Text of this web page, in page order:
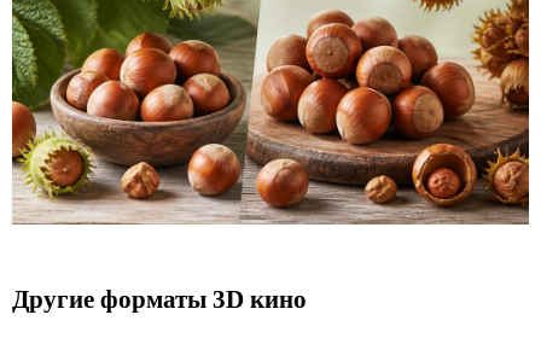
Другие форматы 3D кино